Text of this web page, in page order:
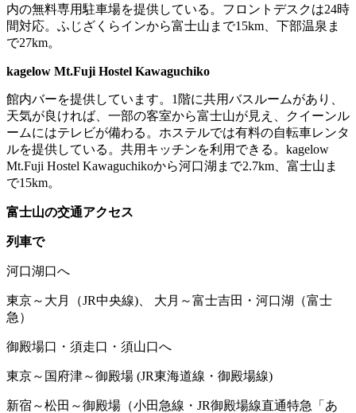
内の無料専用駐車場を提供している。フロントデスクは24時
間対応。ふじざくらインから富士山まで15km、下部温泉ま
で27km。
kagelow Mt.Fuji Hostel Kawaguchiko
館内バーを提供しています。1階に共用バスルームがあり、
天気が良ければ、一部の客室から富士山が見え、クイーンル
ームにはテレビが備わる。ホステルでは有料の自転車レンタ
ルを提供している。共用キッチンを利用できる。kagelow
Mt.Fuji Hostel Kawaguchikoから河口湖まで2.7km、富士山ま
で15km。
富士山の交通アクセス
列車で
河口湖口へ
東京～大月（JR中央線)、 大月～富士吉田・河口湖（富士
急）
御殿場口・須走口・須山口へ
東京～国府津～御殿場 (JR東海道線・御殿場線)
新宿～松田～御殿場（小田急線・JR御殿場線直通特急「あ